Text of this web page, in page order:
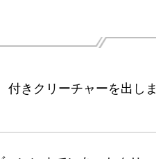
付きクリーチャーを出しま